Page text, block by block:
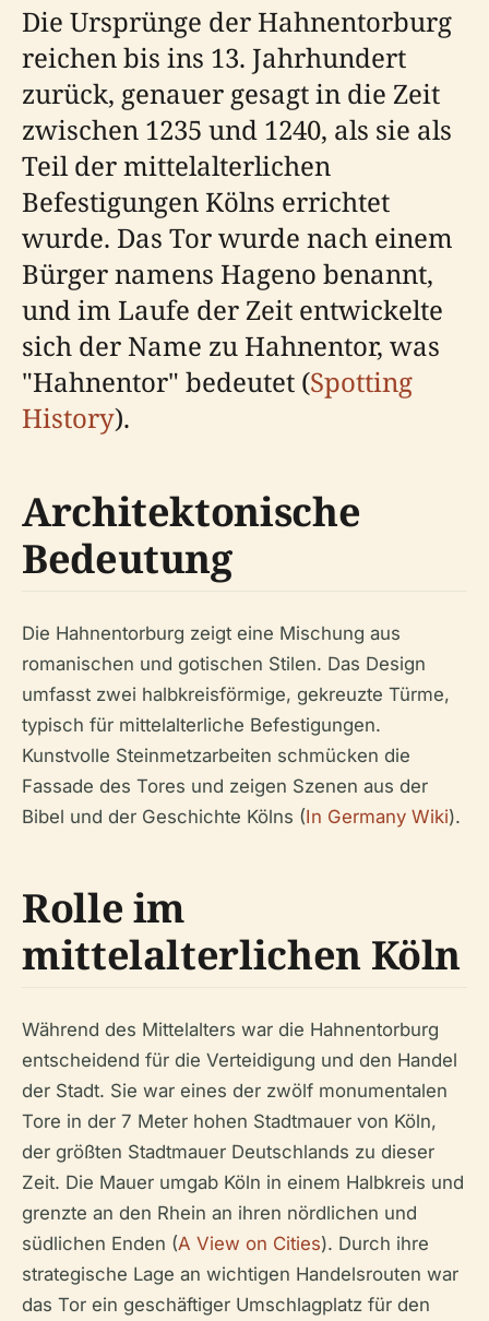
Die Ursprünge der Hahnentorburg
reichen bis ins 13. Jahrhundert
zurück, genauer gesagt in die Zeit
zwischen 1235 und 1240, als sie als
Teil der mittelalterlichen
Befestigungen Kölns errichtet
wurde. Das Tor wurde nach einem
Bürger namens Hageno benannt,
und im Laufe der Zeit entwickelte
sich der Name zu Hahnentor, was
"Hahnentor" bedeutet (Spotting
History).
Architektonische
Bedeutung
Die Hahnentorburg zeigt eine Mischung aus
romanischen und gotischen Stilen. Das Design
umfasst zwei halbkreisförmige, gekreuzte Türme,
typisch für mittelalterliche Befestigungen.
Kunstvolle Steinmetzarbeiten schmücken die
Fassade des Tores und zeigen Szenen aus der
Bibel und der Geschichte Kölns (In Germany Wiki).
Rolle im
mittelalterlichen Köln
Während des Mittelalters war die Hahnentorburg
entscheidend für die Verteidigung und den Handel
der Stadt. Sie war eines der zwölf monumentalen
Tore in der 7 Meter hohen Stadtmauer von Köln,
der größten Stadtmauer Deutschlands zu dieser
Zeit. Die Mauer umgab Köln in einem Halbkreis und
grenzte an den Rhein an ihren nördlichen und
südlichen Enden (A View on Cities). Durch ihre
strategische Lage an wichtigen Handelsrouten war
das Tor ein geschäftiger Umschlagplatz für den